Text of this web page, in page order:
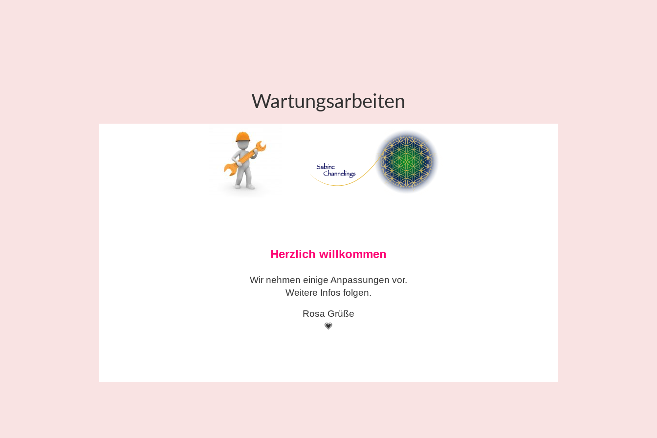
Wartungsarbeiten
Herzlich willkommen
Wir nehmen einigeAnpassungen vor.
Weitere Infos folgen.
Rosa Grüße
💗